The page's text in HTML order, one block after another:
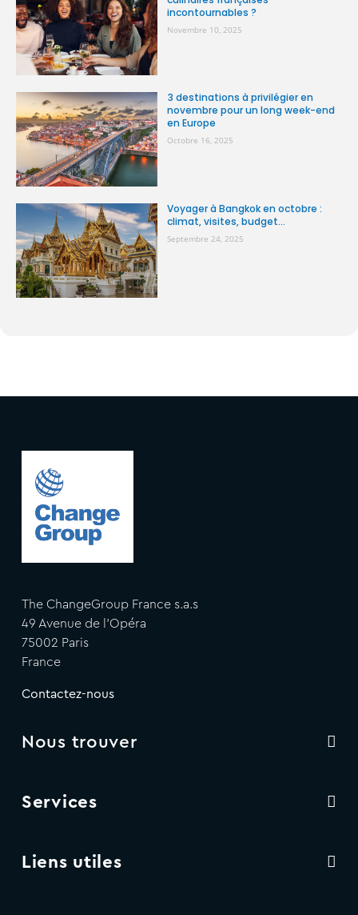
incontournables ?
Novembre 10, 2025
3 destinations à privilégier en
novembre pour un long week-end
en Europe
Octobre 16, 2025
Voyager à Bangkok en octobre :
climat, visites, budget...
Septembre 24, 2025
The ChangeGroup France s.a.s
49 Avenue de l'Opéra
75002 Paris
France
Contactez-nous
Nous trouver
Services
Liens utiles